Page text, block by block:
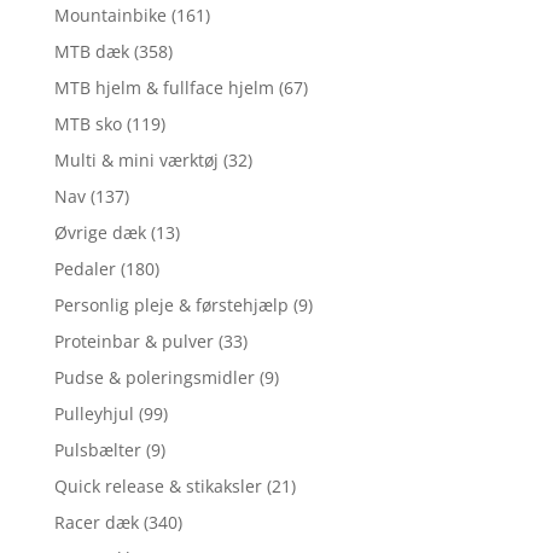
Mountainbike (161)
MTB dæk (358)
MTB hjelm & fullface hjelm (67)
MTB sko (119)
Multi & mini værktøj (32)
Nav (137)
Øvrige dæk (13)
Pedaler (180)
Personlig pleje & førstehjælp (9)
Proteinbar & pulver (33)
Pudse & poleringsmidler (9)
Pulleyhjul (99)
Pulsbælter (9)
Quick release & stikaksler (21)
Racer dæk (340)